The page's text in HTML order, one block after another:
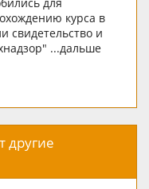
курса в
свидетельство и
...дальше
другие